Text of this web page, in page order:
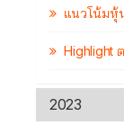
แนวโน้มหุ้
Highlight
2023